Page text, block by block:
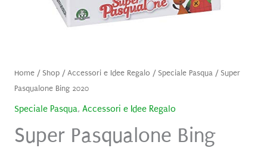
Home/ Shop/Accessori e Idee Regalo / Speciale Pasqua/ Super
Pasqualone Bing 2020
Speciale Pasqua, Accessori e Idee Regalo
Super Pasqualone Bing